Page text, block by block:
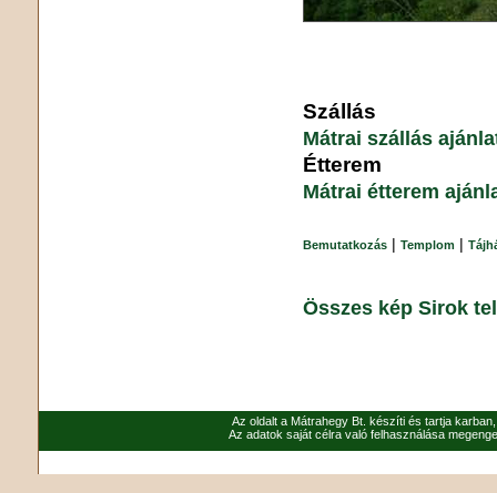
Szállás
Mátrai szállás
Étterem
Mátrai étterem
Bemutatkozás | Templom |
Összes kép Sirok
Az oldalt a Mátrahegy Bt. készíti és tartja
Az adatok saját célra való felhasználása